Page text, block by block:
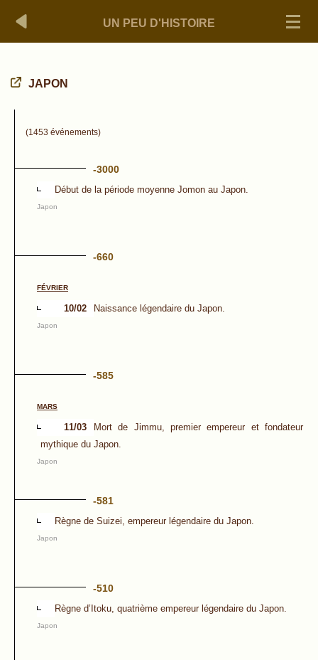
UN PEU D'HISTOIRE
JAPON
(1453 événements)
-3000
Début de la période moyenne Jomon au Japon.
Japon
-660
FÉVRIER
10/02 Naissance légendaire du Japon.
Japon
-585
MARS
11/03
Mort de Jimmu, premier empereur et fondateur
mythique du Japon.
Japon
-581
Règne de Suizei, empereur légendaire du Japon.
Japon
-510
Règne d’Itoku, quatrième empereur légendaire du Japon.
Japon